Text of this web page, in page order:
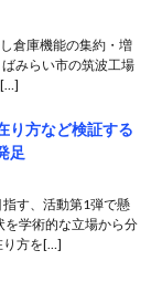
倉庫機能の集約・増
みらい市の筑波工場
[…]
り方など検証する
足
す、活動第1弾で懸
を学術的な立場から分
り方を[…]